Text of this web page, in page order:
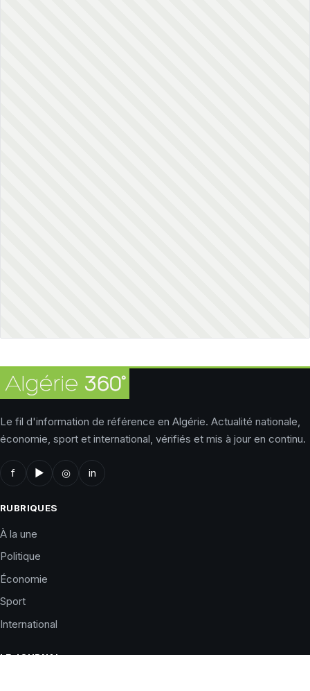
Le fil d'information de référence en Algérie. Actualité nationale,
économie, sport et international, vérifiés et mis à jour en continu.
f ▶ ◎ in
RUBRIQUES
À la une
Politique
Économie
Sport
International
LE JOURNAL